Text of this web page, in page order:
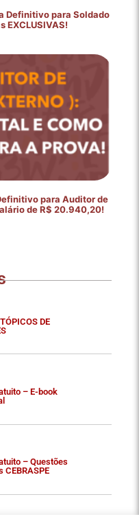
Definitivo para Soldado
EXCLUSIVAS!
para Auditor de
de R$ 20.940,20!
DE
– E-book
– Questões
CEBRASPE